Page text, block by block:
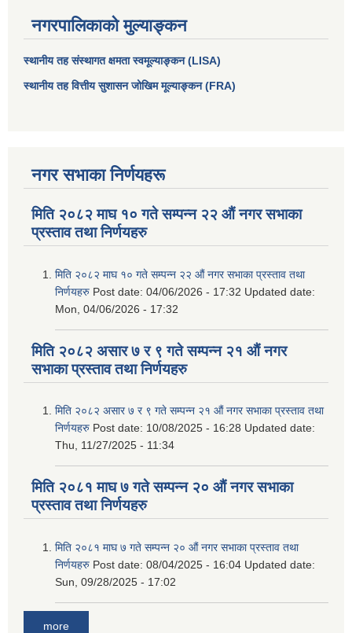
नगरपालिकाको मुल्याङ्कन
स्थानीय तह संस्थागत क्षमता स्वमूल्याङ्कन (LISA)
स्थानीय तह वित्तीय सुशासन जोखिम मूल्याङ्कन (FRA)
नगर सभाका निर्णयहरू
मिति २०८२ माघ १० गते सम्पन्न २२ औं नगर सभाका
प्रस्ताव तथा निर्णयहरु
मिति २०८२ माघ १० गते सम्पन्न २२ औं नगर सभाका प्रस्ताव तथा
निर्णयहरु Post date: 04/06/2026 - 17:32 Updated date:
Mon, 04/06/2026 - 17:32
मिति २०८२ असार ७ र ९ गते सम्पन्न २१ औं नगर
सभाका प्रस्ताव तथा निर्णयहरु
मिति २०८२ असार ७ र ९ गते सम्पन्न २१ औं नगर सभाका प्रस्ताव तथा
निर्णयहरु Post date: 10/08/2025 - 16:28 Updated date:
Thu, 11/27/2025 - 11:34
मिति २०८१ माघ ७ गते सम्पन्न २० औं नगर सभाका
प्रस्ताव तथा निर्णयहरु
मिति २०८१ माघ ७ गते सम्पन्न २० औं नगर सभाका प्रस्ताव तथा
निर्णयहरु Post date: 08/04/2025 - 16:04 Updated date:
Sun, 09/28/2025 - 17:02
more